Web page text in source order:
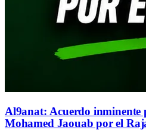
Al9anat: Acuerdo inminente
Mohamed Jaouab por el